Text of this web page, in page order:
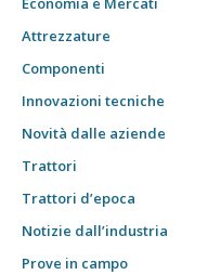
Attrezzature
Componenti
Innovazioni tecniche
Novità dalle aziende
Trattori
Trattori d’epoca
Notizie dall’industria
Prove in campo